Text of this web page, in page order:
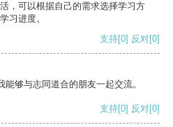
，可以根据自己的需求选择学习方
习进度。
支持[0] 反对[0]
够与志同道合的朋友一起交流。
支持[0] 反对[0]